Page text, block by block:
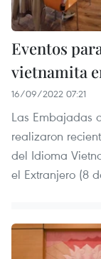
Eventos
vietnamita
16/09/2022 07:21
Las Embajadas
realizaron
del Idioma
el Extranjero (8